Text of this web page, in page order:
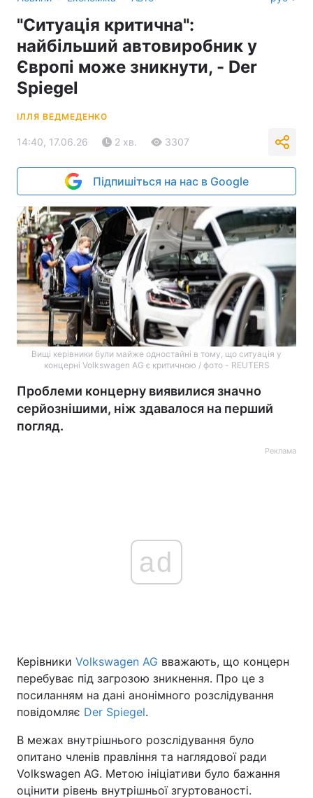
"Ситуація критична":
найбільший автовиробник у
Європі може зникнути, - Der
Spiegel
ІЛЛЯ ВЕДМЕДЕНКО
14:40, 17.06.26 2 хв. 3307
Підпишіться на нас в Google
Вищі керівники були майже одностайні в тому, що ситуація у
концерні Volkswagen AG є критичною / фото - REUTERS
Проблеми концерну виявилися значно
серйознішими, ніж здавалося на перший
погляд.
Реклама
ad
Керівники Volkswagen AG вважають, що концерн
перебуває під загрозою зникнення. Про це з
посиланням на дані анонімного розслідування
повідомляє Der Spiegel.
В межах внутрішнього розслідування було
опитано членів правління та наглядової ради
Volkswagen AG. Метою ініціативи було бажання
оцінити рівень внутрішньої згуртованості.